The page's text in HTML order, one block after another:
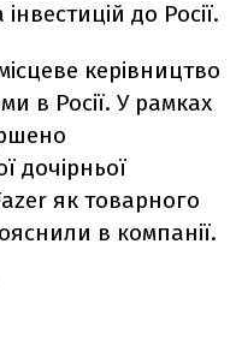
до Росії.
керівництво
в Росії. У рамках
дочірньої
як товарного
в компанії.